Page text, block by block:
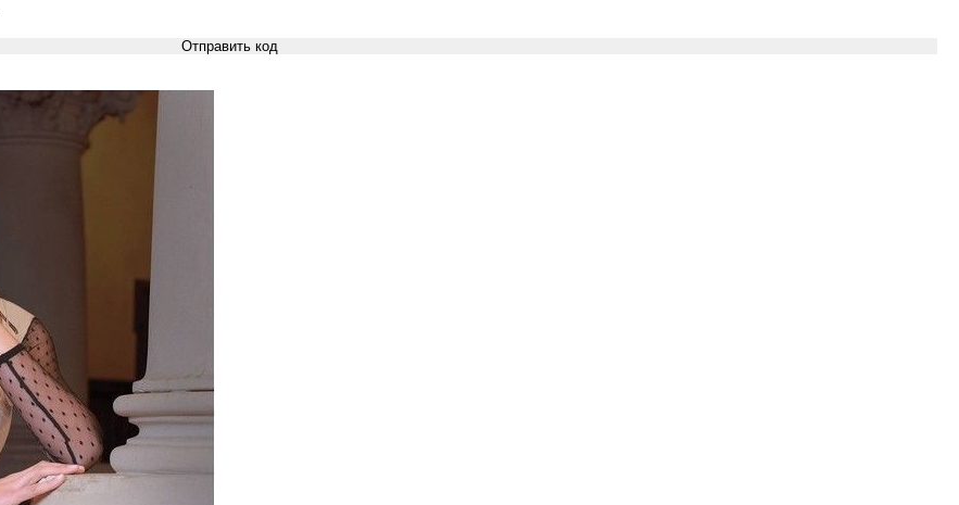
Отправить код